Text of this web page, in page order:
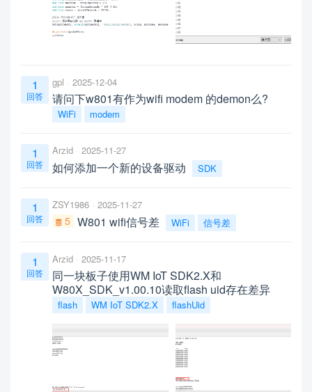
1
回答
gpl 2025-12-04
请问下w801有作为wifi modem 的demon么?
WiFi modem
1
回答
Arzid 2025-11-27
如何添加一个新的设备驱动 SDK
1
回答
ZSY1986 2025-11-27
5 W801 wifi信号差 WiFi 信号差
1
回答
Arzid 2025-11-17
同一块板子使用WM IoT SDK2.X和
W80X_SDK_v1.00.10读取flash uid存在差异
flash WM IoT SDK2.X flashUid